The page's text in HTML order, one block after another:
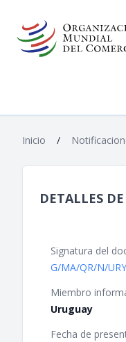
Inicio /
DETALLES
Signatura del
G/MA/QR/N/
Miembro
Uruguay
Fecha de